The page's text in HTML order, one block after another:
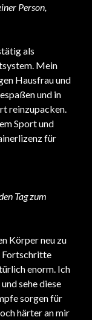
Person,
als
Mein
Hausfrau und
und in
reinzupacken.
Sport und
für
Tag zum
Körper neu zu
Fortschritte
enorm. Ich
sehe diese
sorgen für
härter an mir